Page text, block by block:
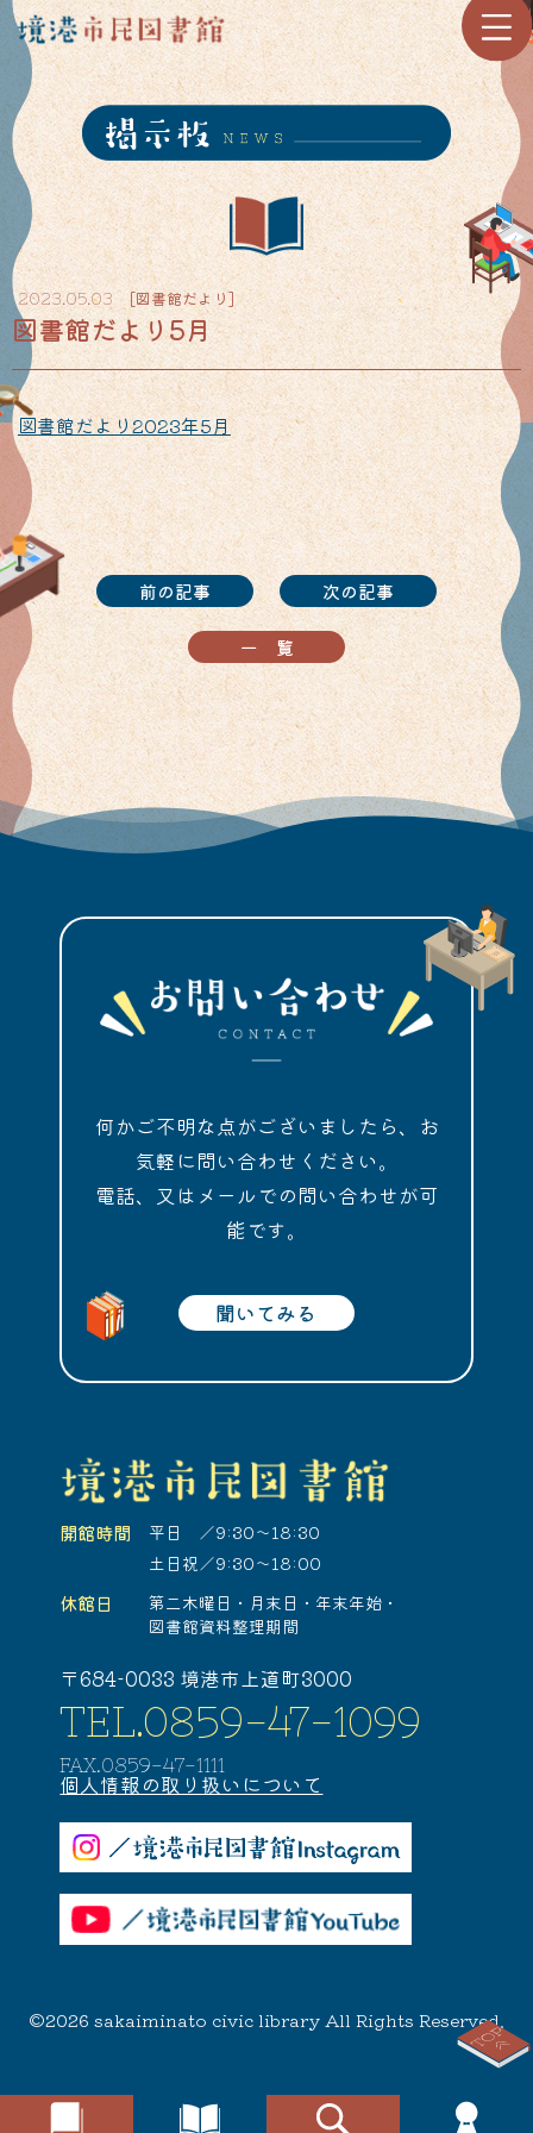
2023.05.03 [図書館だより]
図書館だより5月
図書館だより2023年5月
前の記事
一覧
次の記事
開館時間
平日 ／9:30～18:30
土日祝／9:30～18:00
休館日 第二木曜日・ 月末日・ 年末年始・
図書館資料整理期間
〒684-0033 境港市上道町3000
TEL.0859-47-1099
FAX.0859-47-1111
個人情報の取り扱いについて
何かご不明な点がございましたら、お
気軽に問い合わせください。
電話、又はメールでの問い合わせが可
能です。
聞いてみる
©2026 sakaiminato civic library All Rights Reserved.